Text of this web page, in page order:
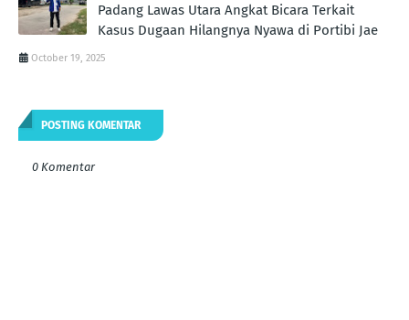
Padang Lawas Utara Angkat Bicara Terkait
Kasus Dugaan Hilangnya Nyawa di Portibi Jae
October 19, 2025
POSTING KOMENTAR
0 Komentar